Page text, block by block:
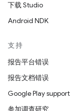
下载 Studio
Android NDK
支持
报告平台错误
报告文档错误
Google Play support
参加调查研究